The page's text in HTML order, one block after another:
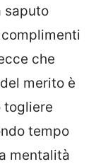
saputo
che
merito è
togliere
tempo
mentalità